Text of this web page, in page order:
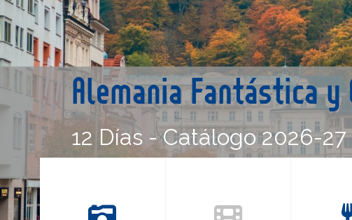
Alemania Fantástica y
12 Días - Catálogo 2026-